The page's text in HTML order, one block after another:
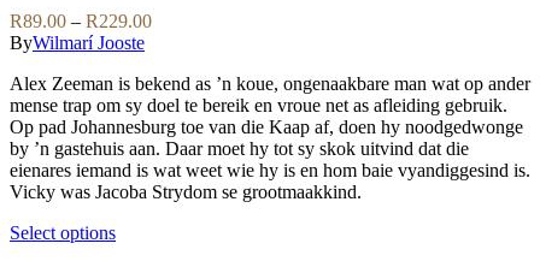
be
chosen
on
the
product
page
variants.
The
options
may
be
chosen
on
the
product
R89.00 – R229.00Price
through
R229.00
ByWilmarí Jooste
Alex Zeeman is bekend as ’n koue, ongenaakbare man wat op ander
mense trap om sy doel te bereik en vroue net as afleiding gebruik.
Op pad Johannesburg toe van die Kaap af, doen hy noodgedwonge
by ’n gastehuis aan. Daar moet hy tot sy skok uitvind dat die
eienares iemand is wat weet wie hy is en hom baie vyandiggesind is.
Vicky was Jacoba Strydom se grootmaakkind.
Select optionsThis